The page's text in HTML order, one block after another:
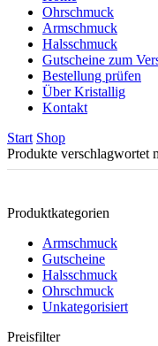
Ohrschmuck
Armschmuck
Halsschmuck
Gutscheine zum
Bestellung prüfen
Über Kristallig
Kontakt
Start Shop
Produkte verschlagwortet
Produktkategorien
Armschmuck
Gutscheine
Halsschmuck
Ohrschmuck
Unkategorisiert
Preisfilter